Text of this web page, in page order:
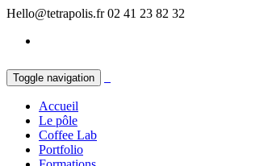
Hello@tetrapolis.fr 02 41 23 82 32
Toggle navigation
Accueil
Le pôle
Coffee Lab
Portfolio